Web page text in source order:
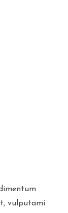
vulputami